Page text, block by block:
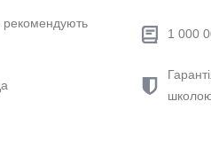
рекомендують
1 000